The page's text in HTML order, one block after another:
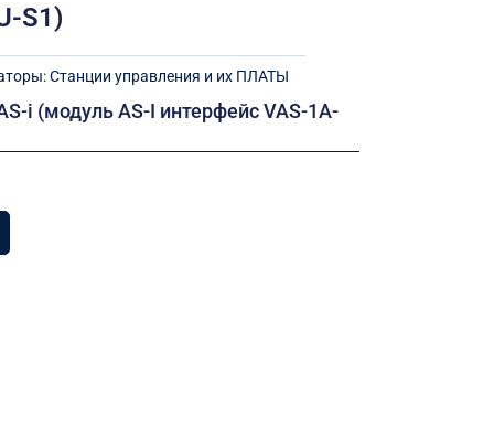
S1)
Станции управления и их ПЛАТЫ
i (модуль AS-I интерфейс VAS-1A-